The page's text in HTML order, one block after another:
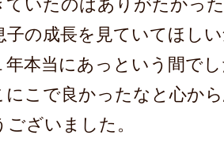
ていたのはありがたかっ
子の成長を見ていてほし
年本当にあっという間で
にこで良かったなと心か
ざいました。